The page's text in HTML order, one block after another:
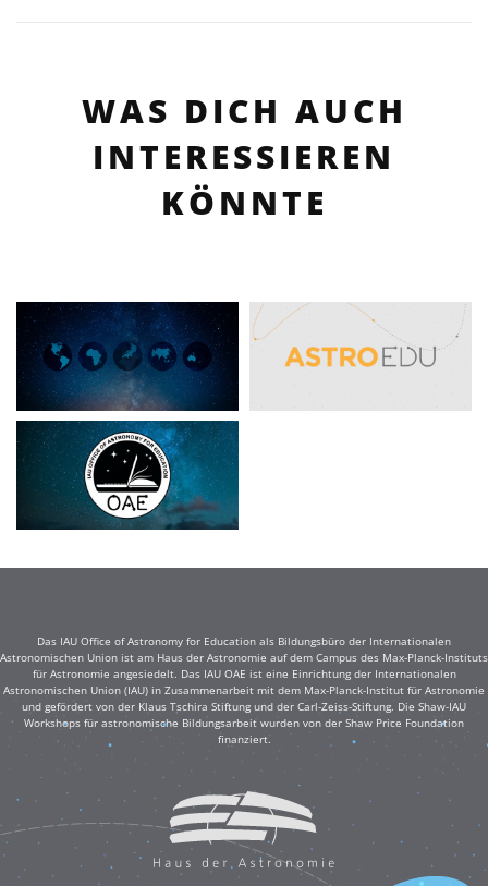
WAS DICH AUCH
INTERESSIEREN
KÖNNTE
Das IAU Office of Astronomy for Education als Bildungsbüro der Internationalen
Astronomischen Union ist am Haus der Astronomie auf dem Campus des Max-Planck-Instituts
für Astronomie angesiedelt. Das IAU OAE ist eine Einrichtung der Internationalen
Astronomischen Union (IAU) in Zusammenarbeit mit dem Max-Planck-Institut für Astronomie
und gefördert von der Klaus Tschira Stiftung und der Carl-Zeiss-Stiftung. Die Shaw-IAU
Workshops für astronomische Bildungsarbeit wurden von der Shaw Price Foundation
finanziert.